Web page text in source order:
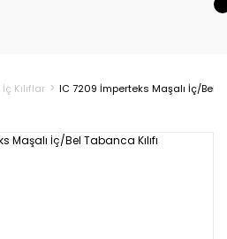
İç Kılıflar IC 7209 İmperteks Maşalı İç/Bel